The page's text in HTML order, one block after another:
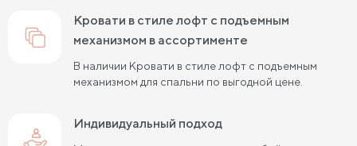
Кровати серого цвета 180 см шириной
Кровати коричневого цвета 90 см шириной
Кровати серого цвета 190 см длиной
Кровати в стиле лофт с подъемным
механизмом в ассортименте
В наличии Кровати в стиле лофт с подъемным
механизмом для спальни по выгодной цене.
Индивидуальный подход